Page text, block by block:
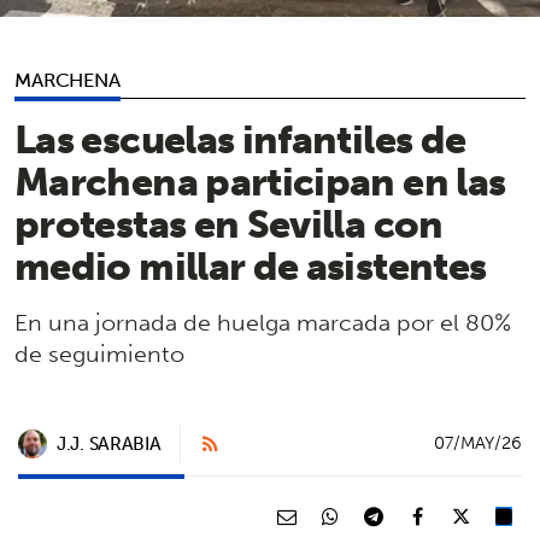
MARCHENA
Las escuelas infantiles de
Marchena participan en las
protestas en Sevilla con
medio millar de asistentes
En una jornada de huelga marcada por el 80%
de seguimiento
J.J. SARABIA 07/MAY/26